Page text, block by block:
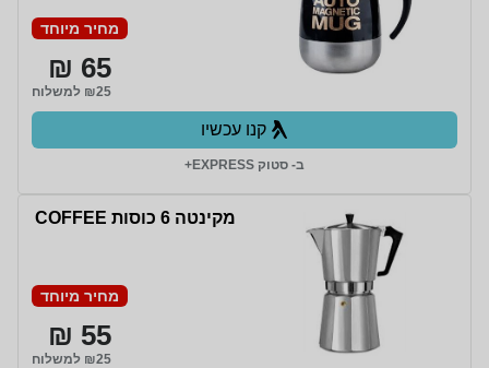
מחיר מיוחד
65 ₪
₪25 למשלוח
קנו עכשיו
ב- סטוק EXPRESS+
מקינטה 6 כוסות COFFEE
מחיר מיוחד
55 ₪
₪25 למשלוח